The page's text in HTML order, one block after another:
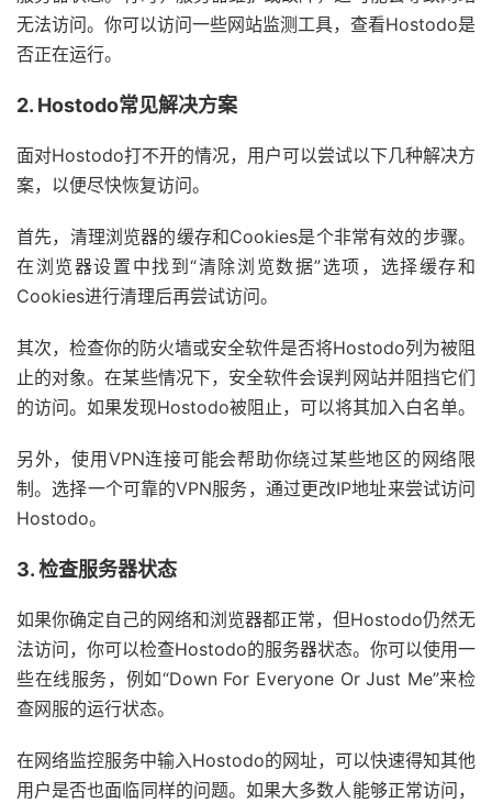
无法访问。你可以访问一些网站监测工具，查看Hostodo是
否正在运行。
2. Hostodo常见解决方案
面对Hostodo打不开的情况，用户可以尝试以下几种解决方
案，以便尽快恢复访问。
首先，清理浏览器的缓存和Cookies是个非常有效的步骤。
在浏览器设置中找到“清除浏览数据”选项，选择缓存和
Cookies进行清理后再尝试访问。
其次，检查你的防火墙或安全软件是否将Hostodo列为被阻
止的对象。在某些情况下，安全软件会误判网站并阻挡它们
的访问。如果发现Hostodo被阻止，可以将其加入白名单。
另外，使用VPN连接可能会帮助你绕过某些地区的网络限
制。选择一个可靠的VPN服务，通过更改IP地址来尝试访问
Hostodo。
3. 检查服务器状态
如果你确定自己的网络和浏览器都正常，但Hostodo仍然无
法访问，你可以检查Hostodo的服务器状态。你可以使用一
些在线服务，例如“Down For Everyone Or Just Me”来检
查网服的运行状态。
在网络监控服务中输入Hostodo的网址，可以快速得知其他
用户是否也面临同样的问题。如果大多数人能够正常访问，